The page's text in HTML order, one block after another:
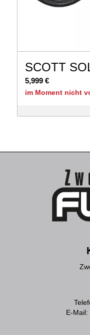
SCOTT
5,999 €
im Moment nicht
E-Mail: